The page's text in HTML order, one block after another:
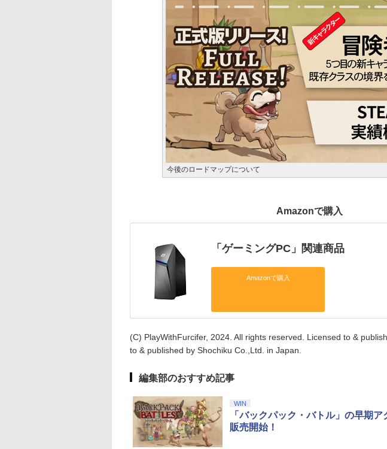
今後のロードマップについて
Amazonで購入
「ゲーミングPC」関連商品
Amazonで購入
(C) PlayWithFurcifer, 2024. All rights reserved. Licensed to &
to & published by Shochiku Co.,Ltd. in Japan.
編集部のおすすめ記事
WIN
「バックパック・バトル」の早期
販売開始！